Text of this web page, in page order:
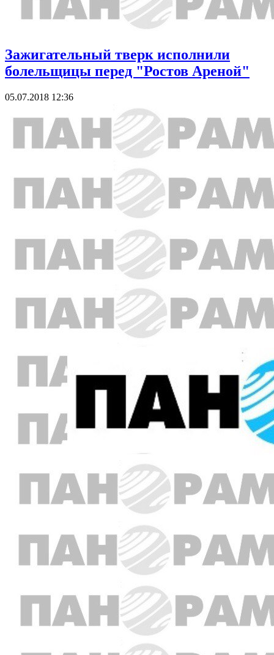
Зажигательный тверк исполнили
болельщицы перед "Ростов Ареной"
05.07.2018 12:36